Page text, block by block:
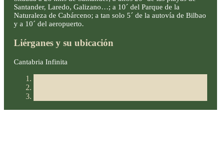
Santander, Laredo, Galizano…; a 10´ del Parque de la
Naturaleza de Cabárceno; a tan solo 5´ de la autovía de Bilbao
y a 10´ del aeropuerto.
Liérganes y su ubicación
Cantabria Infinita